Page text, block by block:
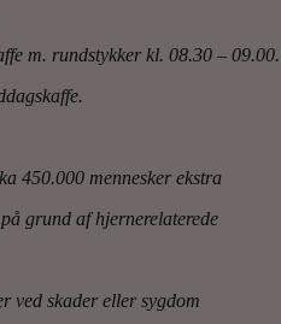
m. rundstykker kl. 08.30 –
450.000 mennesker ekstra
grund af hjernerelaterede
ved skader eller sygdom